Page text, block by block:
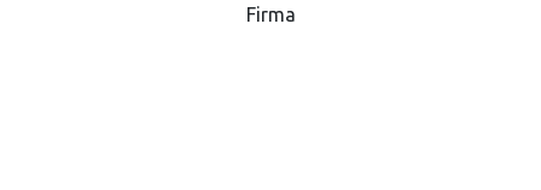
Firma